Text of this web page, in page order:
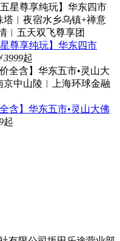
尊享纯玩】华东四市
3999起
含】华东五市•灵山大佛
起